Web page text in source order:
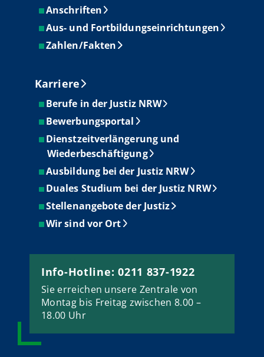
Anschriften
Aus- und Fortbildungseinrichtungen
Zahlen/Fakten
Karriere
Berufe in der Justiz NRW
Bewerbungsportal
Dienstzeitverlängerung und
Wiederbeschäftigung
Ausbildung bei der Justiz NRW
Duales Studium bei der Justiz NRW
Stellenangebote der Justiz
Wir sind vor Ort
Info-Hotline: 0211 837-1922
Sie erreichen unsere Zentrale von
Montag bis Freitag zwischen 8.00 –
18.00 Uhr